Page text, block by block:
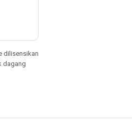
dilisensikan
dagang